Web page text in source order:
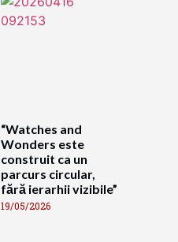
“Watches and
Wonders este
construit ca un
parcurs circular,
fără ierarhii vizibile”
19/05/2026